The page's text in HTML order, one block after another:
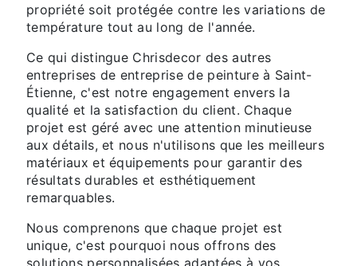
propriété soit protégée contre les variations de
température tout au long de l'année.
Ce qui distingue Chrisdecor des autres
entreprises de entreprise de peinture à Saint-
Étienne, c'est notre engagement envers la
qualité et la satisfaction du client. Chaque
projet est géré avec une attention minutieuse
aux détails, et nous n'utilisons que les meilleurs
matériaux et équipements pour garantir des
résultats durables et esthétiquement
remarquables.
Nous comprenons que chaque projet est
unique, c'est pourquoi nous offrons des
solutions personnalisées adaptées à vos